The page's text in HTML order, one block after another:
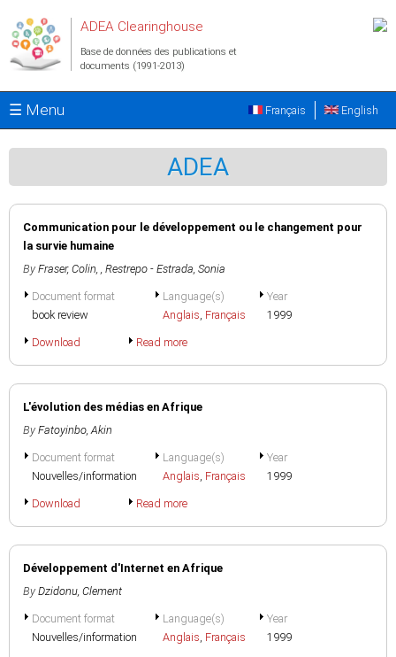
ADEA Clearinghouse
Base de données des publications et
documents (1991-2013)
☰ Menu English
Français
ADEA
Communication pour le développement ou le changement pour
la survie humaine
By Fraser, Colin, , Restrepo - Estrada, Sonia
Document format
book review
Language(s)
Anglais, Français
Year
1999
Download Read more
L'évolution des médias en Afrique
By Fatoyinbo, Akin
Document format
Nouvelles/information
Language(s)
Anglais, Français
Year
1999
Download Read more
Développement d'Internet en Afrique
By Dzidonu, Clement
Document format
Nouvelles/information
Language(s)
Anglais, Français
Year
1999